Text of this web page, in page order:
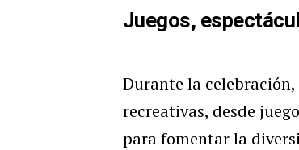
Juegos,
Durante la
recreativas, desde
para fomentar la